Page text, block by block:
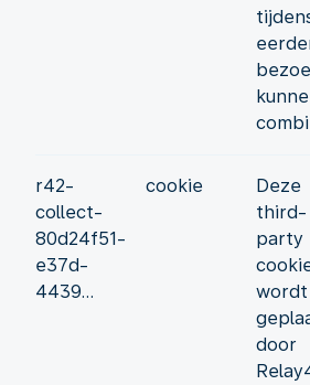
r42-
collect-
80d24f51-
e37d-
4439...
cookie
Deze
third-
party
wordt
door